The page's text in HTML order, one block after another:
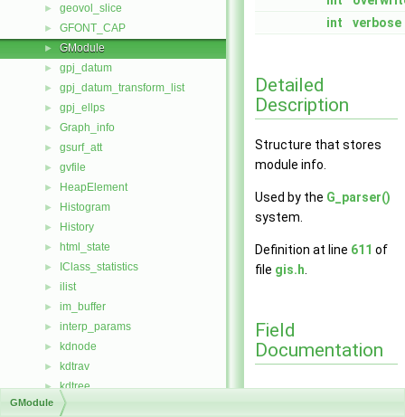
► geovol_slice
► GFONT_CAP
► GModule
► gpj_datum
► gpj_datum_transform_list
► gpj_ellps
► Graph_info
► gsurf_att
► gvfile
► HeapElement
► Histogram
► History
► html_state
► IClass_statistics
► ilist
► im_buffer
► interp_params
► kdnode
► kdtrav
► kdtree
► key_node
int
verbose
Detailed
Description
Structure that stores
module info.
Used by the G_parser()
system.
Definition at line 611 of
file gis.h
Field
Documentation
GModule